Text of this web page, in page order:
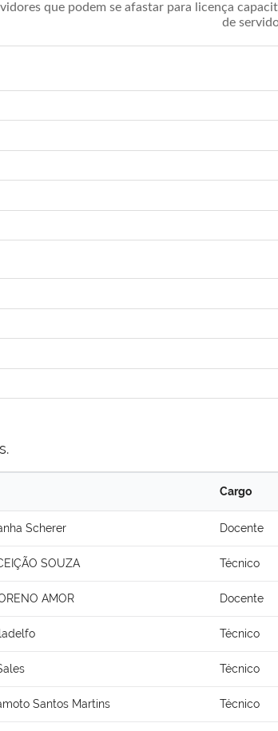
que podem se afastar para licença
de
Cargo
Scherer Docente
SOUZA Técnico
AMOR Docente
Técnico
Técnico
Santos Martins Técnico